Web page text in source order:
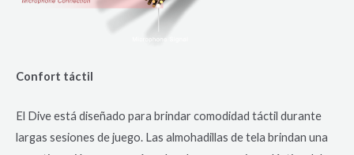
Confort táctil
El Dive está diseñado para brindar comodidad táctil durante
largas sesiones de juego. Las almohadillas de tela brindan una